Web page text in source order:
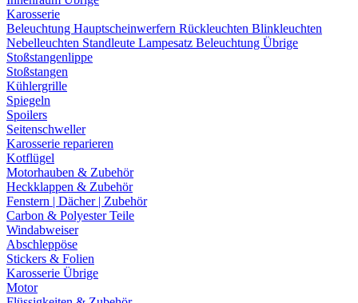
Karosserie
Beleuchtung Hauptscheinwerfern Rückleuchten Blinkleuchten
Nebelleuchten Standleute Lampesatz Beleuchtung Übrige
Stoßstangenlippe
Stoßstangen
Kühlergrille
Spiegeln
Spoilers
Seitenschweller
Karosserie reparieren
Kotflügel
Motorhauben & Zubehör
Heckklappen & Zubehör
Fenstern | Dächer | Zubehör
Carbon & Polyester Teile
Windabweiser
Abschleppöse
Stickers & Folien
Karosserie Übrige
Motor